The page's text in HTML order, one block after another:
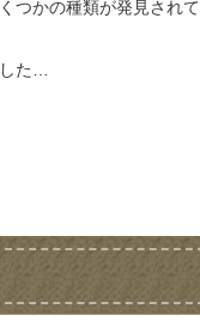
つかの種類が発見されて
た…